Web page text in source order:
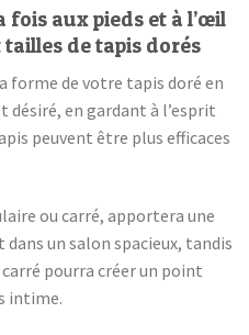
aux pieds et à l’œil
de tapis dorés
forme de votre tapis doré en
désiré, en gardant à l’esprit
peuvent être plus efficaces
ou carré, apportera une
un salon spacieux, tandis
pourra créer un point
intime.